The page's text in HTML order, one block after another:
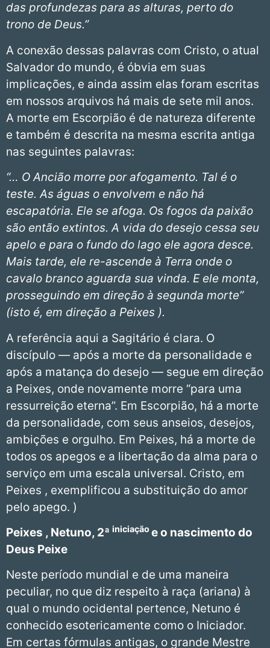
das profundezas para as alturas, perto do
trono de Deus.”
A conexão dessas palavras com Cristo, o atual
Salvador do mundo, é óbvia em suas
implicações, e ainda assim elas foram escritas
em nossos arquivos há mais de sete mil anos.
A morte em Escorpião é de natureza diferente
e também é descrita na mesma escrita antiga
nas seguintes palavras:
“… O Ancião morre por afogamento. Tal é o
teste. As águas o envolvem e não há
escapatória. Ele se afoga. Os fogos da paixão
são então extintos. A vida do desejo cessa seu
apelo e para o fundo do lago ele agora desce.
Mais tarde, ele re-ascende à Terra onde o
cavalo branco aguarda sua vinda. E ele monta,
prosseguindo em direção à segunda morte”
(isto é, em direção a Peixes ).
A referência aqui a Sagitário é clara. O
discípulo — após a morte da personalidade e
após a matança do desejo — segue em direção
a Peixes, onde novamente morre “para uma
ressurreição eterna”. Em Escorpião, há a morte
da personalidade, com seus anseios, desejos,
ambições e orgulho. Em Peixes, há a morte de
todos os apegos e a libertação da alma para o
serviço em uma escala universal. Cristo, em
Peixes , exemplificou a substituição do amor
pelo apego. )
Peixes , Netuno, 2ª iniciaçãoe o nascimento do
Deus Peixe
Neste período mundial e de uma maneira
peculiar, no que diz respeito à raça (ariana) à
qual o mundo ocidental pertence, Netuno é
conhecido esotericamente como o Iniciador.
Em certas fórmulas antigas, o grande Mestre